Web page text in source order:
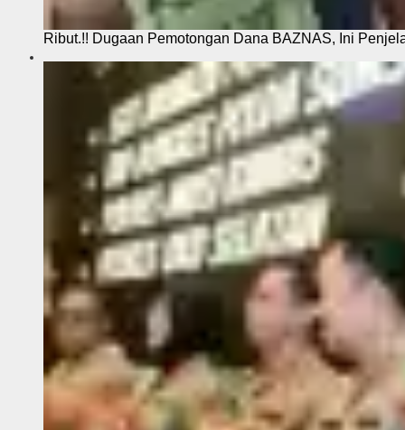
Ribut.!! Dugaan Pemotongan Dana BAZNAS, Ini